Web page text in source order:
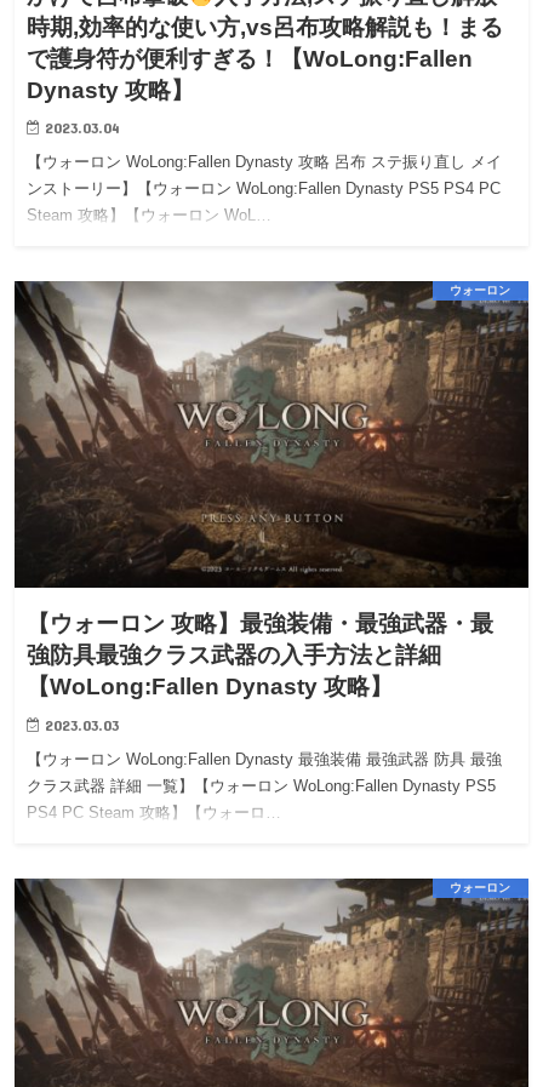
時期,効率的な使い方,vs呂布攻略解説も！まる
で護身符が便利すぎる！【WoLong:Fallen
Dynasty 攻略】
2023.03.04
【ウォーロン WoLong:Fallen Dynasty 攻略 呂布 ステ振り直し メイ
ンストーリー】【ウォーロン WoLong:Fallen Dynasty PS5 PS4 PC
Steam 攻略】【ウォーロン WoL…
ウォーロン
【ウォーロン 攻略】最強装備・最強武器・最
強防具最強クラス武器の入手方法と詳細
【WoLong:Fallen Dynasty 攻略】
2023.03.03
【ウォーロン WoLong:Fallen Dynasty 最強装備 最強武器 防具 最強
クラス武器 詳細 一覧】【ウォーロン WoLong:Fallen Dynasty PS5
PS4 PC Steam 攻略】【ウォーロ…
ウォーロン